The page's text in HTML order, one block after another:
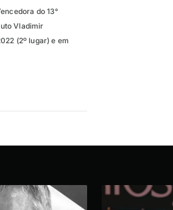
do 13°
Vladimir
(2º lugar) e em